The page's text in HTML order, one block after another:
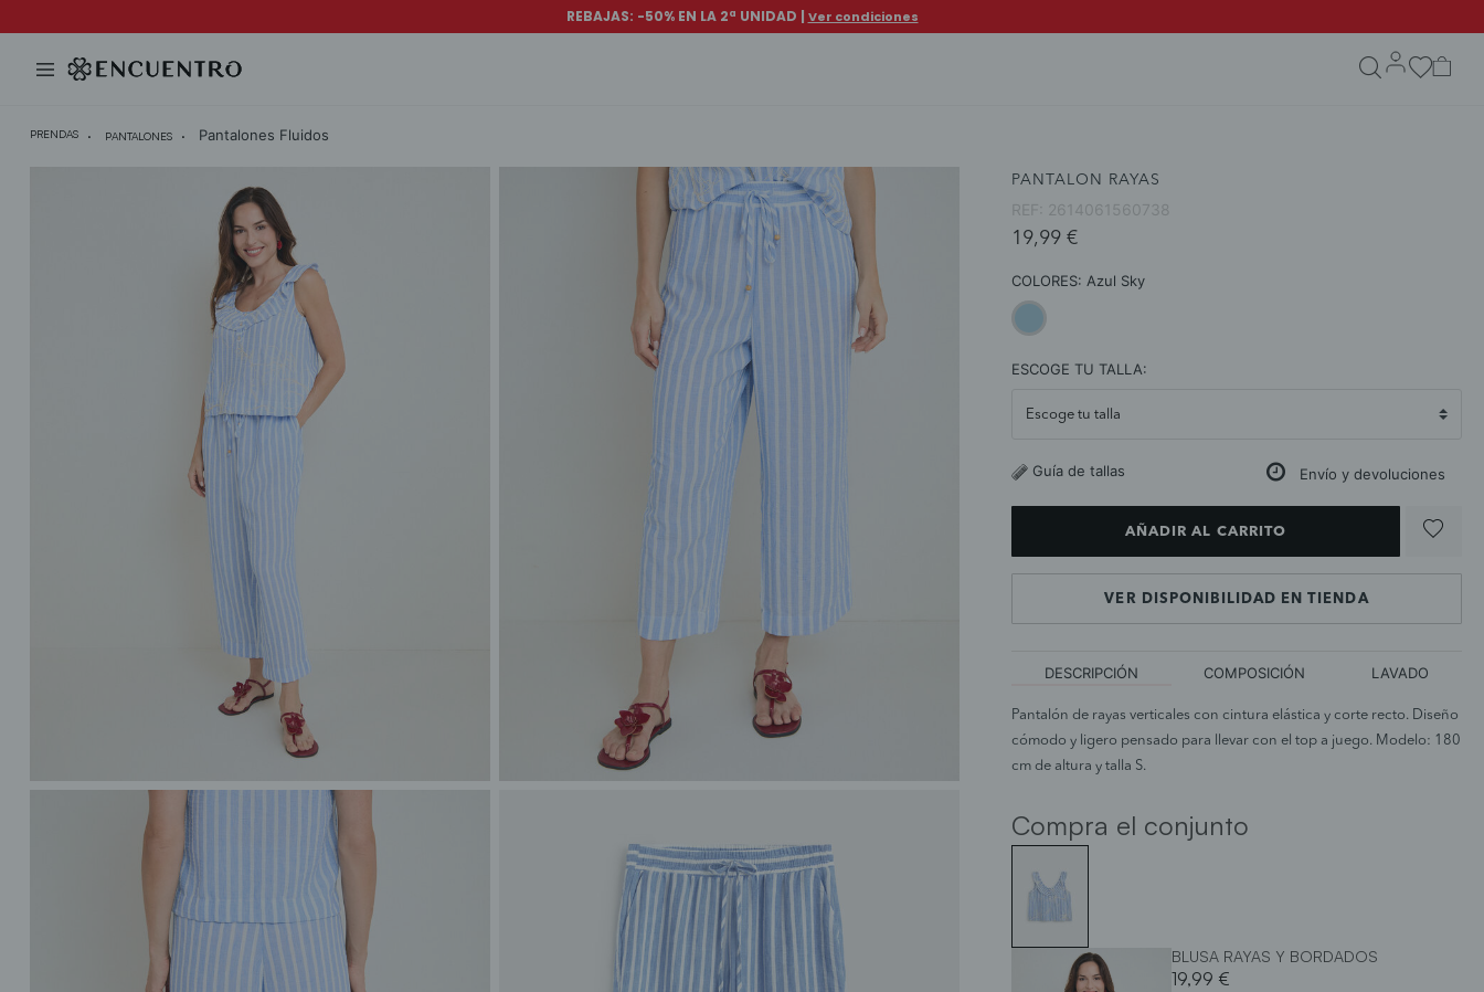
PRENDAS PANTALONES Pantalones Fluidos
PANTALON RAYAS
REF: 2614061560738
19,99 €
COLORES: Azul Sky
ESCOGE TU TALLA:
Guía de tallas Envío y devoluciones
AÑADIR AL CARRITO
VER DISPONIBILIDAD EN TIENDA
DESCRIPCIÓN COMPOSICIÓN LAVADO
Pantalón de rayas verticales con cintura elástica y corte recto. Diseño
cómodo y ligero pensado para llevar con el top a juego. Modelo: 180
cm de altura y talla S.
Compra el conjunto
BLUSA RAYAS Y BORDADOS
19,99 €